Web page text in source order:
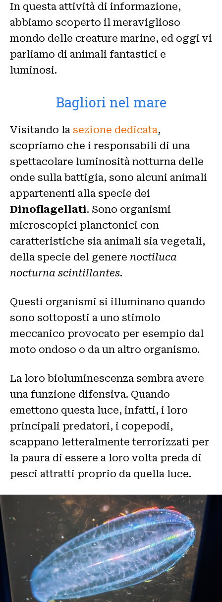
In questa attività di informazione,
abbiamo scoperto il meraviglioso
mondo delle creature marine, ed oggi vi
parliamo di animali fantastici e
luminosi.
Bagliori nel mare
Visitando la sezione dedicata,
scopriamo che i responsabili di una
spettacolare luminosità notturna delle
onde sulla battigia, sono alcuni animali
appartenenti alla specie dei
Dinoflagellati. Sono organismi
microscopici planctonici con
caratteristiche sia animali sia vegetali,
della specie del genere noctiluca
nocturna scintillantes.
Questi organismi si illuminano quando
sono sottoposti a uno stimolo
meccanico provocato per esempio dal
moto ondoso o da un altro organismo.
La loro bioluminescenza sembra avere
una funzione difensiva. Quando
emettono questa luce, infatti, i loro
principali predatori, i copepodi,
scappano letteralmente terrorizzati per
la paura di essere a loro volta preda di
pesci attratti proprio da quella luce.